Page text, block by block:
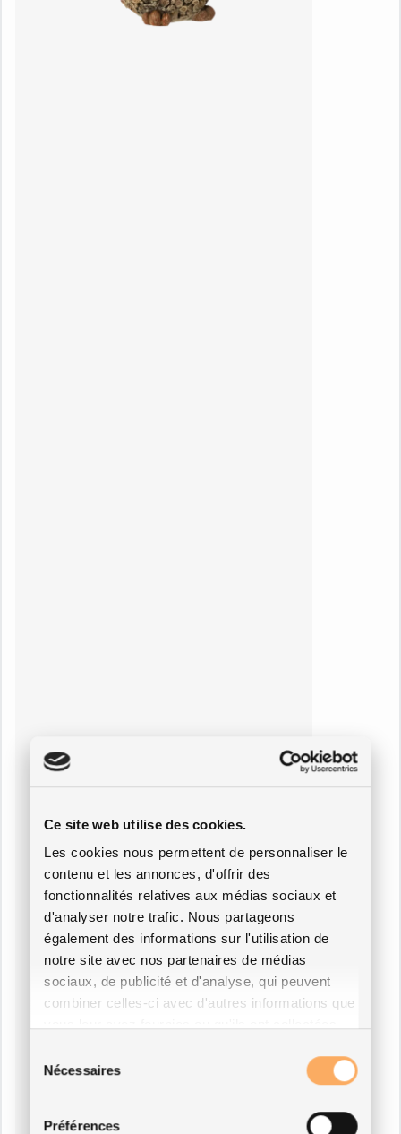
Ce site web utilise des cookies.
Les cookies nous permettent de personnaliser le
contenu et les annonces, d'offrir des
fonctionnalités relatives aux médias sociaux et
d'analyser notre trafic. Nous partageons
également des informations sur l'utilisation de
notre site avec nos partenaires de médias
sociaux, de publicité et d'analyse, qui peuvent
combiner celles-ci avec d'autres informations que
Nécessaires
Préférences